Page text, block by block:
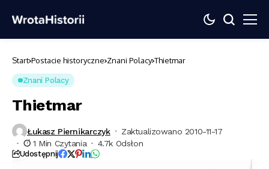
Start Postacie historyczne Znani Polacy Thietmar
Znani Polacy
Thietmar
Łukasz Piernikarczyk
Zaktualizowano 2010-11-17
1 Min Czytania
4.7k Odsłon
Udostępnij